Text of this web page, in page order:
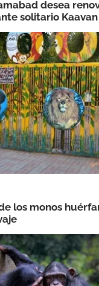
desea
solitario Kaavan
los monos